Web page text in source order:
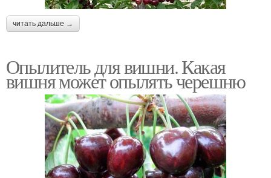
читать дальше →
Опылитель для вишни. Какая
вишня может опылять черешню